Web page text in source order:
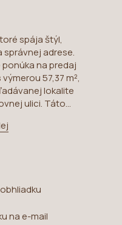
spája štýl,
správnej adrese.
na predaj
57,37 m²,
lokalite
ulici. Táto...
na e-mail